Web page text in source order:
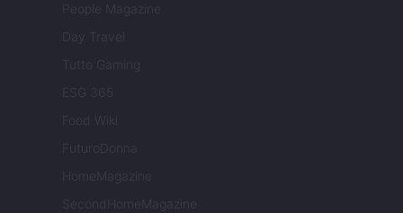
People Magazine
Day Travel
Tutto Gaming
ESG 365
Food Wiki
FuturoDonna
HomeMagazine
SecondHomeMagazine